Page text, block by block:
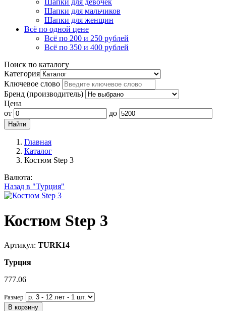
Шапки для девочек
Шапки для мальчиков
Шапки для женщин
Всё по одной цене
Всё по 200 и 250 рублей
Всё по 350 и 400 рублей
Поиск по каталогу
Категория
Ключевое слово
Бренд (производитель)
Цена
от
до
Главная
Каталог
Костюм Step 3
Валюта:
Назад в "Турция"
Костюм Step 3
Артикул: TURK14
Турция
777.06
Размер
В корзину